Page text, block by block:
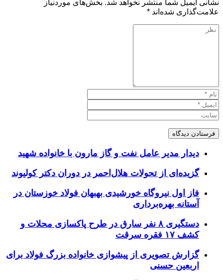
نشانی ایمیل شما منتشر نخواهد شد. بخش‌های موردنیاز
علامت‌گذاری شده‌اند *
دیدار مدیر عامل نفت و گاز مارون با خانواده شهید
گزیده‌ای از تحولات هلال‌احمر در دوران دکتر کولیوند
فاز اول نیروگاه خورشیدی بهبهان فولاد خوزستان در
آستانه بهره‌برداری
دستگیری ۸ نفر سارق در طرح پاکسازی محلات و
کشف ۱۷ فقره سرقت
گزارش تصویری از پیشوازی خانواده بزرگ فولاد برای
اربعین حسنی